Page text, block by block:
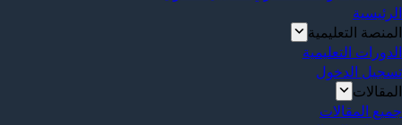
الرئيسية
المنصة التعليمية
الدورات التعليمية
تسجيل الدخول
المقالات
جميع المقالات